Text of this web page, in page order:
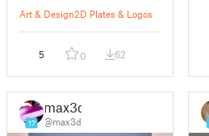
Art & Design2D Plates & Logos
5 0 62
17
max3d
@max3d